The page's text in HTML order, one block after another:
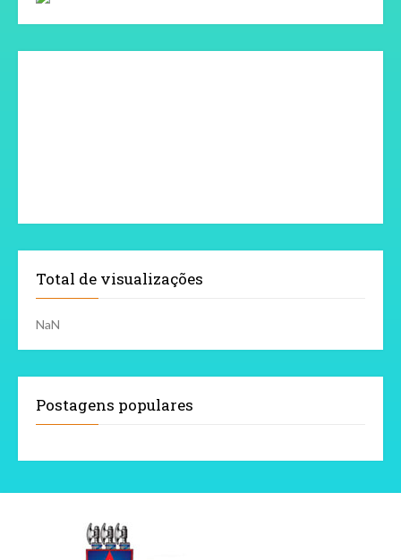
Total de visualizações
NaN
Postagens populares